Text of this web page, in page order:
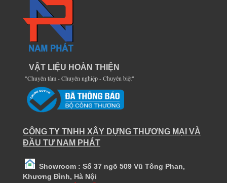
VẬT LIỆU HOÀN THIỆN
"Chuyên tâm - Chuyên nghiệp - Chuyên biệt"
CÔNG TY TNHH XÂY DỰNG THƯƠNG MẠI VÀ
ĐẦU TƯ NAM PHÁT
Showroom : Số 37 ngõ 509 Vũ Tông Phan,
Khương Đình, Hà Nội